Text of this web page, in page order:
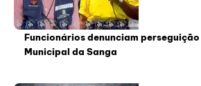
Funcionários denunciam
Municipal da Sanga